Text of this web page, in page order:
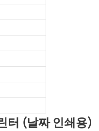
터 (날짜 인쇄용)